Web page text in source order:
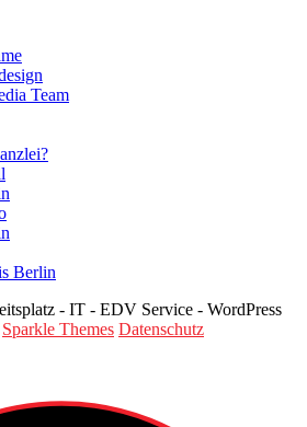
Team
Berlin
- IT - EDV Service - WordPress
Sparkle Themes Datenschutz